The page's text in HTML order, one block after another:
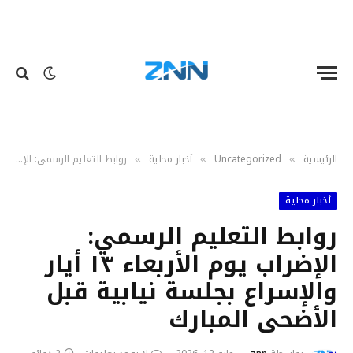
الرئيسية »
Uncategorized
» أخبار محلية » روابط التعليم الرسمي: الإضراب يوم الأربعاء ١٣ أيار والإسراع بجلسة نيابية قبل الأضحى المبارك
أخبار محلية
روابط التعليم الرسمي:
الإضراب يوم الأربعاء ١٣ أيار
والإسراع بجلسة نيابية قبل
الأضحى المبارك